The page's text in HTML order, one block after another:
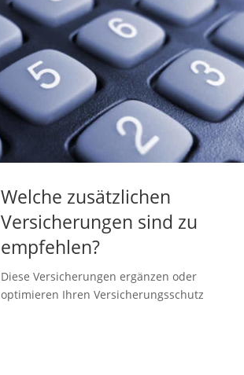
Welche zusätzlichen
Versicherungen sind zu
empfehlen?
Diese Versicherungen ergänzen oder
optimieren Ihren Versicherungsschutz